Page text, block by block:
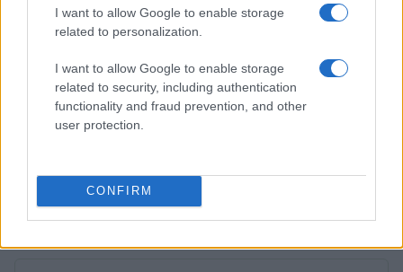
I want to allow Google to enable storage
related to personalization.
I want to allow Google to enable storage
related to security, including authentication
functionality and fraud prevention, and other
user protection.
CONFIRM
perdere a Castronno
Ilaria Galli · 1 Ago 2026